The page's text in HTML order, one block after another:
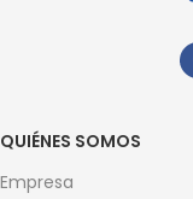
QUIÉNES SOMOS
Empresa